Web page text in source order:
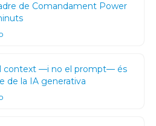
de Comandament Power
context —i no el prompt— és
de la IA generativa